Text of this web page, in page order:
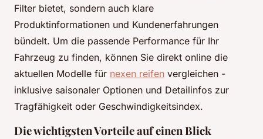
Filter bietet, sondern auch klare
Produktinformationen und Kundenerfahrungen
bündelt. Um die passende Performance für Ihr
Fahrzeug zu finden, können Sie direkt online die
aktuellen Modelle für nexen reifen vergleichen -
inklusive saisonaler Optionen und Detailinfos zur
Tragfähigkeit oder Geschwindigkeitsindex.
Die wichtigsten Vorteile auf einen Blick